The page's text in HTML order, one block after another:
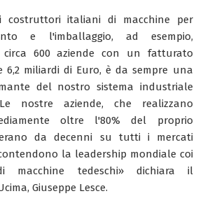
costruttori italiani di macchine per
e l'imballaggio, ad esempio,
600 aziende con un fatturato
miliardi di Euro, è da sempre una
del nostro sistema industriale
nostre aziende, che realizzano
oltre l'80% del proprio
da decenni su tutti i mercati
la leadership mondiale coi
macchine tedeschi» dichiara il
Giuseppe Lesce.